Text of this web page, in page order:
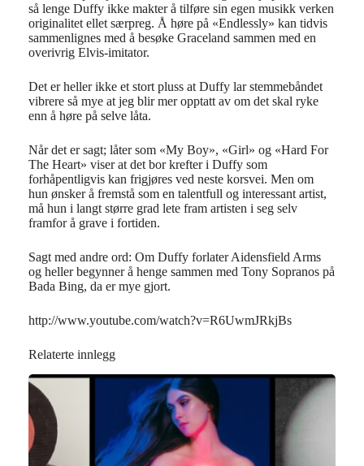
så lenge Duffy ikke makter å tilføre sin egen musikk verken
originalitet ellet særpreg. Å høre på «Endlessly» kan tidvis
sammenlignes med å besøke Graceland sammen med en
overivrig Elvis-imitator.
Det er heller ikke et stort pluss at Duffy lar stemmebåndet
vibrere så mye at jeg blir mer opptatt av om det skal ryke
enn å høre på selve låta.
Når det er sagt; låter som «My Boy», «Girl» og «Hard For
The Heart» viser at det bor krefter i Duffy som
forhåpentligvis kan frigjøres ved neste korsvei. Men om
hun ønsker å fremstå som en talentfull og interessant artist,
må hun i langt større grad lete fram artisten i seg selv
framfor å grave i fortiden.
Sagt med andre ord: Om Duffy forlater Aidensfield Arms
og heller begynner å henge sammen med Tony Sopranos på
Bada Bing, da er mye gjort.
http://www.youtube.com/watch?v=R6UwmJRkjBs
Relaterte innlegg